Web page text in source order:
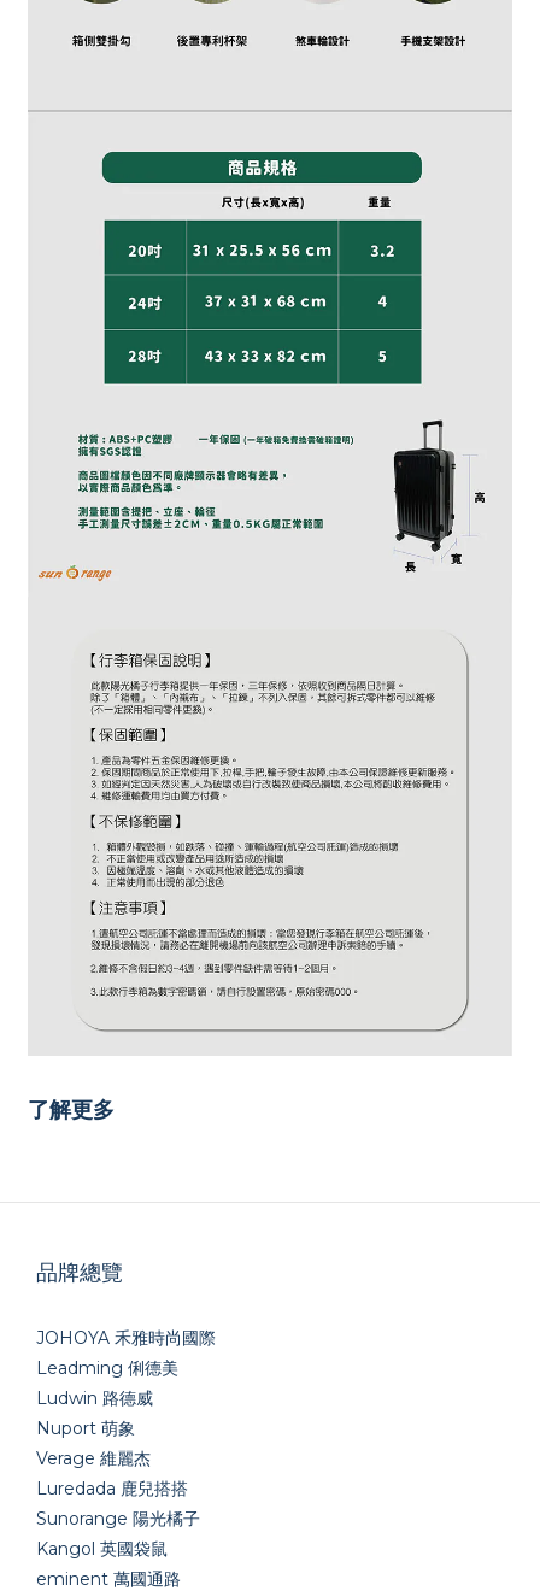
了解更多
品牌總覽
JOHOYA 禾雅時尚國際
Leadming 俐德美
Ludwin 路德威
Nuport 萌象
Verage 維麗杰
Luredada 鹿兒搭搭
Sunorange 陽光橘子
Kangol 英國袋鼠
eminent 萬國通路